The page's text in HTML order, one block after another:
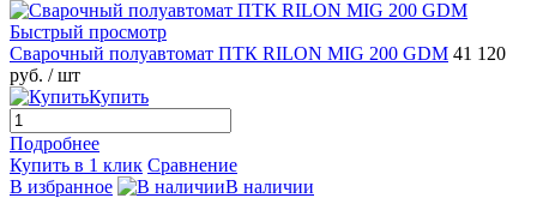
Быстрый просмотр
Сварочный полуавтомат ПТК RILON MIG 200 GDM 41 120
руб. / шт
Купить
Подробнее
Купить в 1 клик Сравнение
В избранное
В наличии